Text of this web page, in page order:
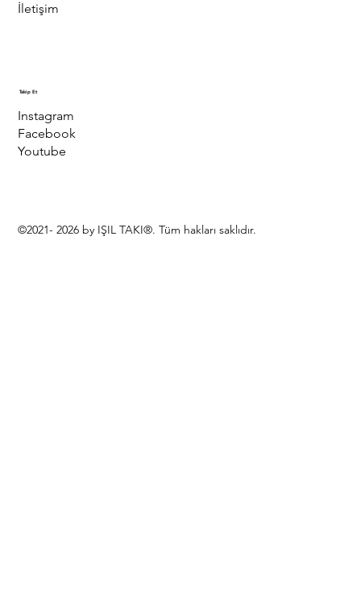
İletişim
Takip Et
Instagram
Facebook
Youtube
©2021- 2026 by IŞIL TAKI®. Tüm hakları saklıdır.